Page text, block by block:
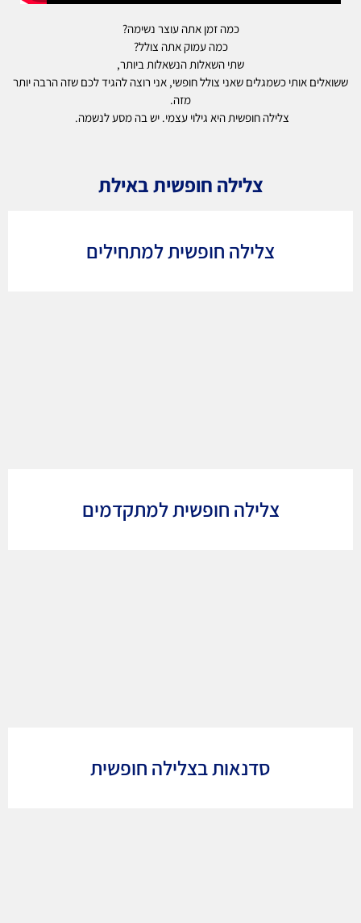
כמה זמן אתה עוצר נשימה?
כמה עמוק אתה צולל?
שתי השאלות הנשאלות ביותר,
ששואלים אותי כשמגלים שאני צולל חופשי, אני רוצה להגיד לכם שזה הרבה יותר
מזה.
צלילה חופשית היא גילוי עצמי. יש בה מסע לנשמה.
צלילה חופשית באילת
צלילה חופשית למתחילים
צלילה חופשית למתקדמים
סדנאות בצלילה חופשית